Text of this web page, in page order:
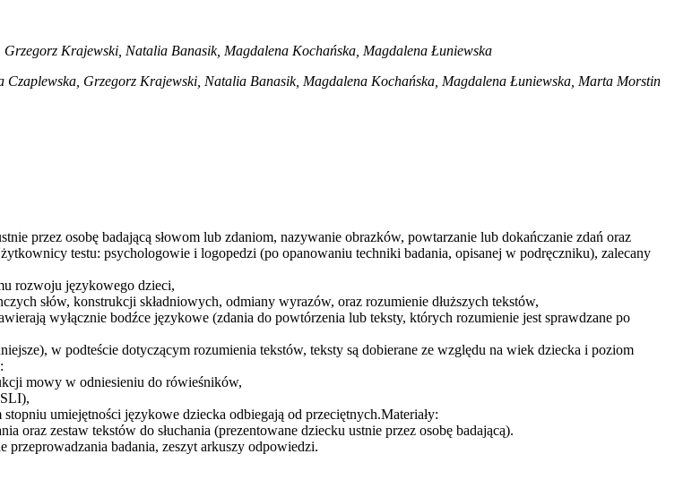
Krajewski, Natalia Banasik, Magdalena Kochańska, Magdalena Łuniewska
Grzegorz Krajewski, Natalia Banasik, Magdalena Kochańska, Magdalena Łuniewska, Marta Morstin
przez osobę badającą słowom lub zdaniom, nazywanie obrazków, powtarzanie lub dokańczanie zdań oraz
testu: psychologowie i logopedzi (po opanowaniu techniki badania, opisanej w podręczniku), zalecany
rozwoju językowego dzieci,
słów, konstrukcji składniowych, odmiany wyrazów, oraz rozumienie dłuższych tekstów,
wyłącznie bodźce językowe (zdania do powtórzenia lub teksty, których rozumienie jest sprawdzane po
w podteście dotyczącym rozumienia tekstów, teksty są dobierane ze względu na wiek dziecka i poziom
mowy w odniesieniu do rówieśników,
umiejętności językowe dziecka odbiegają od przeciętnych.Materiały:
oraz zestaw tekstów do słuchania (prezentowane dziecku ustnie przez osobę badającą).
badania, zeszyt arkuszy odpowiedzi.